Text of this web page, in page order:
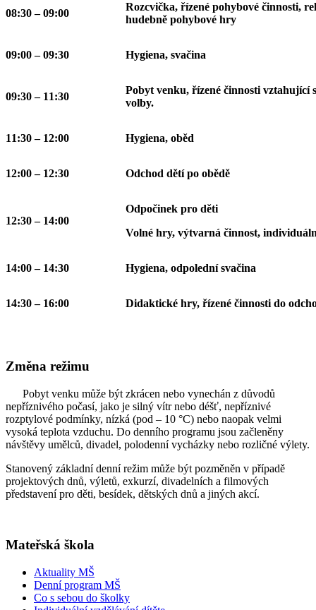
08:30 – 09:00
Rozcvička, řízené pohybové činnosti,
hudebně pohybové hry
09:00 – 09:30 Hygiena, svačina
09:30 – 11:30
Pobyt venku, řízené činnosti vztahující
volby.
11:30 – 12:00 Hygiena, oběd
12:00 – 12:30 Odchod dětí po obědě
12:30 – 14:00
Odpočinek pro děti
Volné hry, výtvarná činnost,
14:00 – 14:30 Hygiena, odpolední svačina
14:30 – 16:00 Didaktické hry, řízené činnosti do
Změna režimu
Pobyt venku může být zkrácen nebo vynechán z důvodů
nepříznivého počasí, jako je silný vítr nebo déšť, nepříznivé
rozptylové podmínky, nízká (pod – 10 °C) nebo naopak velmi
vysoká teplota vzduchu. Do denního programu jsou začleněny
návštěvy umělců, divadel, polodenní vycházky nebo rozličné výlety.
Stanovený základní denní režim může být pozměněn v případě
projektových dnů, výletů, exkurzí, divadelních a filmových
představení pro děti, besídek, dětských dnů a jiných akcí.
Mateřská škola
Aktuality MŠ
Denní program MŠ
Co s sebou do školky